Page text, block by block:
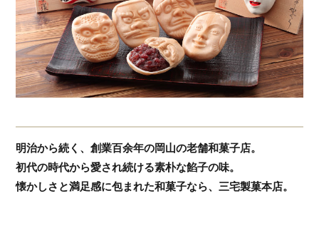
明治から続く、創業百余年の岡山の老舗和菓子店。
初代の時代から愛され続ける素朴な餡子の味。
懐かしさと満足感に包まれた和菓子なら、三宅製菓本店。